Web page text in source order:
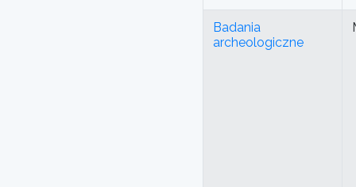
Badania
archeologiczne